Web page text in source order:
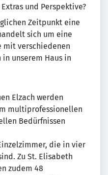
und Perspektive?
Zeitpunkt eine
sich um eine
verschiedenen
unserem Haus in
Elzach werden
multiprofessionellen
Bedürfnissen
die in vier
Zu St. Elisabeth
zudem 48